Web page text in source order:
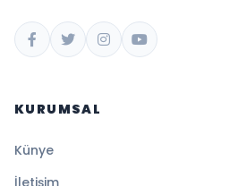
KURUMSAL
Künye
İletişim